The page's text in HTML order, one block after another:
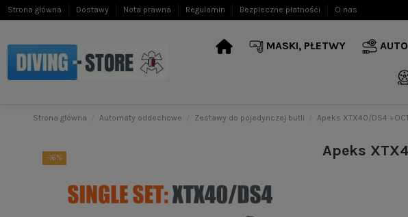
Strona główna Dostawy Nota prawna Regulamin Bezpieczne płatności O nas
MASKI, PŁETWY
Strona główna Automaty oddechowe Zestawy do pojedynczej butli Apeks XTX40/DS4
-16% Apeks